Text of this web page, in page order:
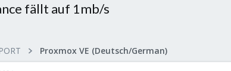
fällt auf 1mb/s
Proxmox VE (Deutsch/German)